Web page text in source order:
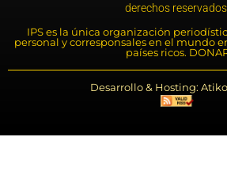
derechos reservados.
IPS es la única organización
personal y corresponsales en el mundo
países ricos.
Desarrollo & Hosting: